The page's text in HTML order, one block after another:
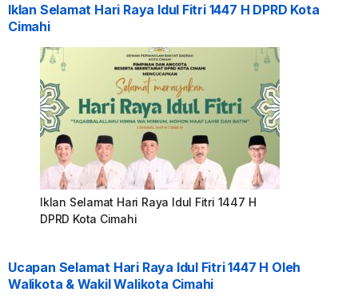
Iklan Selamat Hari Raya Idul Fitri 1447 H DPRD Kota
Cimahi
Iklan Selamat Hari Raya Idul Fitri 1447 H
DPRD Kota Cimahi
Ucapan Selamat Hari Raya Idul Fitri 1447 H Oleh
Walikota & Wakil Walikota Cimahi